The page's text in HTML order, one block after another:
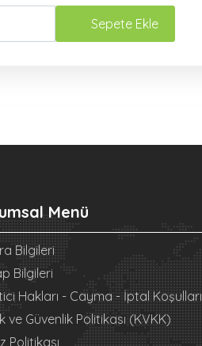
Sepete Ekle
Menü
Bilgileri
Bilgileri
Hakları - Cayma - İptal Koşulları
ve Güvenlik Politikası (KVKK)
Politikası